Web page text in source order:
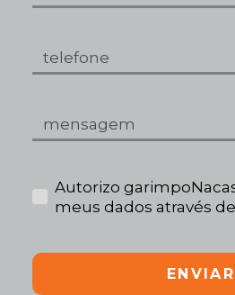
Autorizo
meus dados através
ENVIAR